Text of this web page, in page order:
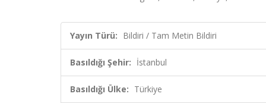
Yayın Türü: Bildiri / Tam Metin Bildiri
Basıldığı Şehir: İstanbul
Basıldığı Ülke: Türkiye